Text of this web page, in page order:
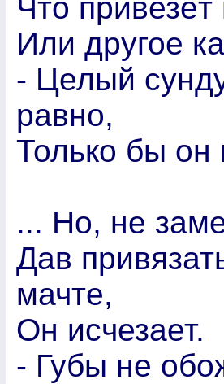
Что
Или другое
- Целый
равно,
Только бы он
... Но, не
Дав
мачте,
Он исчезает.
- Губы не